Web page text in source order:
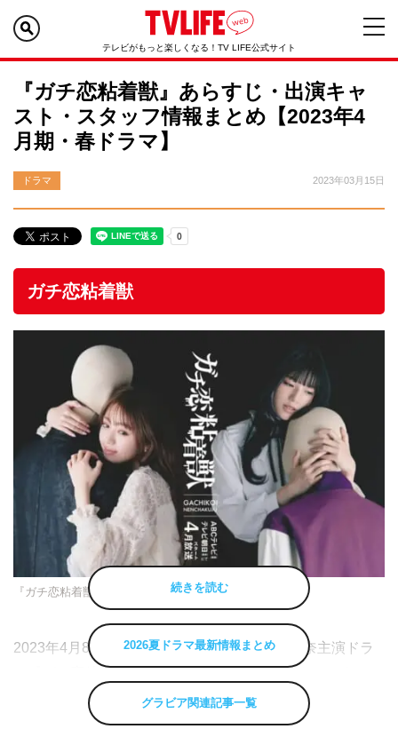
テレビがもっと楽しくなる！TV LIFE公式サイト
『ガチ恋粘着獣』あらすじ・出演キャ
スト・スタッフ情報まとめ【2023年4
月期・春ドラマ】
ドラマ 2023年03月15日
ガチ恋粘着獣
『ガチ恋粘着獣』
2023年4月8日（土）スタートの香音、石井杏奈主演ドラ
マ『ガチ恋粘着獣』のあらすじ・出演キャスト・スタッフ
などの最新情報まとめ。【随時更新】
続きを読む
2026夏ドラマ最新情報まとめ
グラビア関連記事一覧